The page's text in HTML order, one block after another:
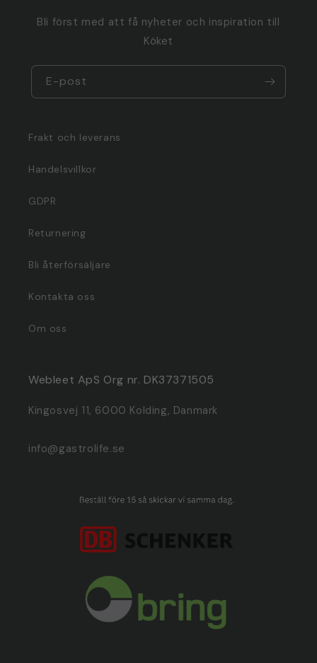
Bli först med att få nyheter och inspiration till
Köket
E-post
Frakt och leverans
Handelsvillkor
GDPR
Returnering
Bli återförsäljare
Kontakta oss
Om oss
Webleet ApS Org nr. DK37371505
Kingosvej 11, 6000 Kolding, Danmark
info@gastrolife.se